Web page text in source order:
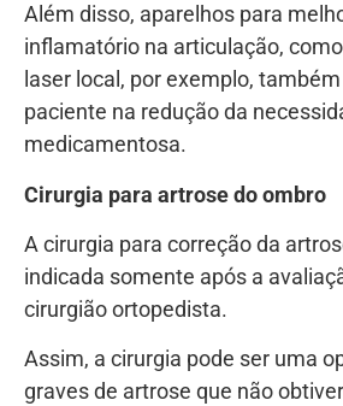
Além disso, aparelhos para
inflamatório na articulação,
laser local, por exemplo,
paciente na redução da
medicamentosa.
Cirurgia para artrose do ombro
A cirurgia para correção da
indicada somente após a
cirurgião ortopedista.
Assim, a cirurgia pode ser uma
graves de artrose que não